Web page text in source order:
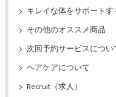
キレイな体をサポート
その他のオススメ商品
次回予約サービスについ
ヘアケアについて
Recruit（求人）